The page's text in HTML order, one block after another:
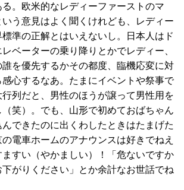
。欧米的なレディーファーストのマ
う意見はよく聞くけれども、レディー
準の正解とはいえないし。日本人はド
ベーターの乗り降りとかでレディー、
を優先するかその都度、臨機応変に対
心するなあ。たまにイベントや祭事で
列だと、男性のほうが譲って男性用を
笑）。でも、山形で初めておばちゃん
できたのに出くわしたときはたまげた
電車ホームのアナウンスは好きでねえ
すい（やかましい）！「危ないですか
がりください」とか余計なお世話でね